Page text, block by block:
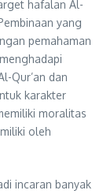
hafalan Al-
yang
pemahaman
Qur’an dan
karakter
moralitas
oleh
incaran banyak